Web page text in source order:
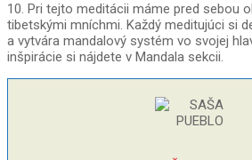
10. Pri tejto meditácii máme pred sebou
tibetskými mníchmi. Každý meditujúci si
a vytvára mandalový systém vo svojej
inšpirácie si nájdete v Mandala sekcii.